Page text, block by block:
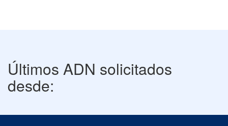
Últimos ADN solicitados
desde: